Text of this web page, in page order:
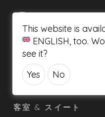
客室 & スイート
This website is
ENGLISH, too.
see it?
Yes
No